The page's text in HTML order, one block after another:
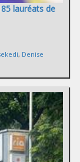
lauréats de
, Denise